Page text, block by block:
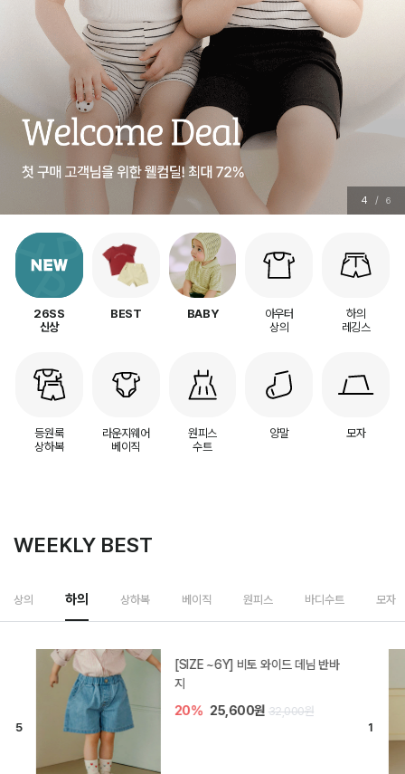
5 / 6
26SS
신상
BEST BABY
아우터
상의
하의
레깅스
등원룩
상하복
라운지웨어
베이직
원피스
수트
양말 모자
WEEKLY BEST
상의 하의 상하복 베이직 원피스 바디수트 모자
[SIZE ~6Y] 비토 와이드 데님 반바
지
20% 25,600원 32,000원